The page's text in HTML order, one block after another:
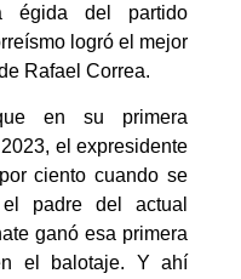
del partido
logró el mejor
Rafael Correa.
en su primera
el expresidente
ciento cuando se
padre del actual
ganó esa primera
el balotaje. Y ahí